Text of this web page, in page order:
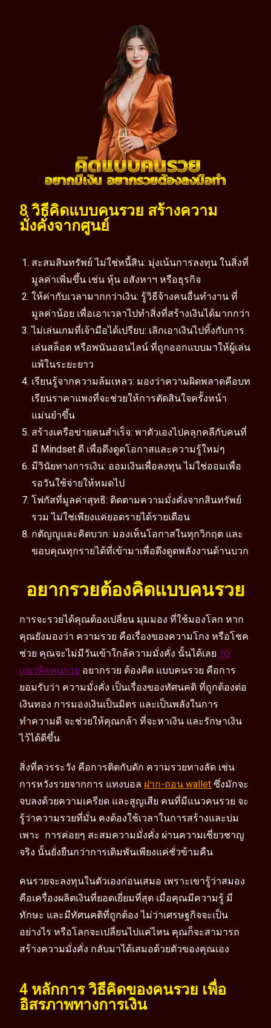
8 วิธีคิดแบบคนรวย สร้างความ
มั่งคั่งจากศูนย์
สะสมสินทรัพย์ ไม่ใช่หนี้สิน: มุ่งเน้นการลงทุน ในสิ่งที่
มูลค่าเพิ่มขึ้น เช่น หุ้น อสังหาฯ หรือธุรกิจ
ให้ค่ากับเวลามากกว่าเงิน: รู้วิธีจ้างคนอื่นทำงาน ที่
มูลค่าน้อย เพื่อเอาเวลาไปทำสิ่งที่สร้างเงินได้มากกว่า
ไม่เล่นเกมที่เจ้ามือได้เปรียบ: เลิกเอาเงินไปทิ้งกับการ
เล่นสล็อต หรือพนันออนไลน์ ที่ถูกออกแบบมาให้ผู้เล่น
แพ้ในระยะยาว
เรียนรู้จากความล้มเหลว: มองว่าความผิดพลาดคือบท
เรียนราคาแพงที่จะช่วยให้การตัดสินใจครั้งหน้า
แม่นยำขึ้น
สร้างเครือข่ายคนสำเร็จ: พาตัวเองไปคลุกคลีกับคนที่
มี Mindset ดี เพื่อดึงดูดโอกาสและความรู้ใหม่ๆ
มีวินัยทางการเงิน: ออมเงินเพื่อลงทุน ไม่ใช่ออมเพื่อ
รอวันใช้จ่ายให้หมดไป
โฟกัสที่มูลค่าสุทธิ: ติดตามความมั่งคั่งจากสินทรัพย์
รวม ไม่ใช่เพียงแค่ยอดรายได้รายเดือน
กตัญญูและคิดบวก: มองเห็นโอกาสในทุกวิกฤต และ
ขอบคุณทุกรายได้ที่เข้ามาเพื่อดึงดูดพลังงานด้านบวก
อยากรวยต้องคิดแบบคนรวย
การจะรวยได้คุณต้องเปลี่ยน มุมมอง ที่ใช้มองโลก หาก
คุณยังมองว่า ความรวย คือเรื่องของความโกง หรือโชค
ช่วย คุณจะไม่มีวันเข้าใกล้ความมั่งคั่ง นั้นได้เลย 10
แนวคิดคนรวย อยากรวย ต้องคิด แบบคนรวย คือการ
ยอมรับว่า ความมั่งคั่ง เป็นเรื่องของทัศนคติ ที่ถูกต้องต่อ
เงินทอง การมองเงินเป็นมิตร และเป็นพลังในการ
ทำความดี จะช่วยให้คุณกล้า ที่จะหาเงิน และรักษาเงิน
ไว้ได้ดีขึ้น
สิ่งที่ควรระวัง คือการติดกับดัก ความรวยทางลัด เช่น
การหวังรวยจากการ แทงบอล ฝาก-ถอน wallet ซึ่งมักจะ
จบลงด้วยความเครียด และสูญเสีย คนที่มีแนวคนรวย จะ
รู้ว่าความรวยที่มั่น คงต้องใช้เวลาในการสร้างและบ่ม
เพาะ การค่อยๆ สะสมความมั่งคั่ง ผ่านความเชี่ยวชาญ
จริง นั้นยั่งยืนกว่าการเดิมพันเพียงแค่ชั่วข้ามคืน
คนรวยจะลงทุนในตัวเองก่อนเสมอ เพราะเขารู้ว่าสมอง
คือเครื่องผลิตเงินที่ยอดเยี่ยมที่สุด เมื่อคุณมีความรู้ มี
ทักษะ และมีทัศนคติที่ถูกต้อง ไม่ว่าเศรษฐกิจจะเป็น
อย่างไร หรือโลกจะเปลี่ยนไปแค่ไหน คุณก็จะสามารถ
สร้างความมั่งคั่ง กลับมาได้เสมอด้วยตัวของคุณเอง
4 หลักการ วิธีคิดของคนรวย เพื่อ
อิสรภาพทางการเงิน